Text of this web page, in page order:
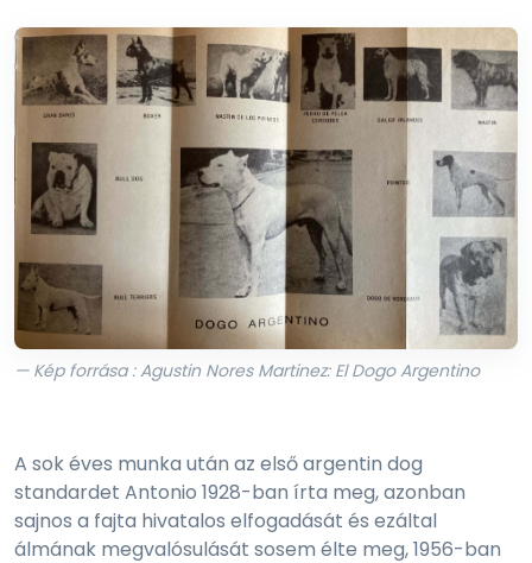
— Kép forrása : Agustin Nores Martinez: El Dogo Argentino
A sok éves munka után az első argentin dog
standardet Antonio 1928-ban írta meg, azonban
sajnos a fajta hivatalos elfogadását és ezáltal
álmának megvalósulását sosem élte meg, 1956-ban